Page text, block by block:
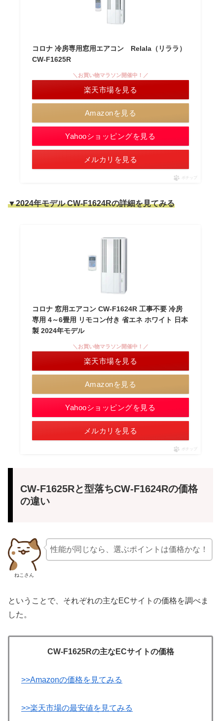
コロナ 冷房専用窓用エアコン Relala（リララ）
CW-F1625R
Amazonを見る
＼お買い物マラソン開催中！／
楽天市場を見る
Yahooショッピングを見る
メルカリを見る
ポチップ
▼2024年モデルCW-F1624Rの詳細を見てみる
コロナ 窓用エアコン CW-F1624R 工事不要 冷房
専用 4～6畳用 リモコン付き 省エネ ホワイト 日本
製 2024年モデル
Amazonを見る
＼お買い物マラソン開催中！／
楽天市場を見る
Yahooショッピングを見る
メルカリを見る
ポチップ
CW-F1625Rと型落ちCW-F1624Rの価格
の違い
ねこさん
性能が同じなら、選ぶポイントは価格かな！
ということで、それぞれの主なECサイトの価格を調べま
した。
CW-F1625Rの主なECサイトの価格
>>Amazonの価格を見てみる
>>楽天市場の最安値を見てみる